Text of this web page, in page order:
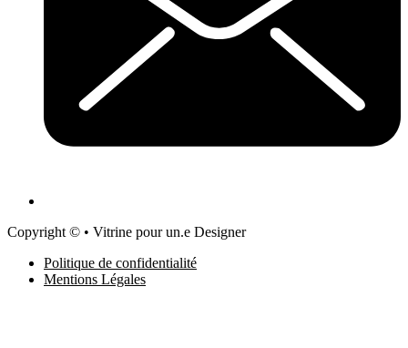
Copyright © • Vitrine pour un.e Designer
Politique de confidentialité
Mentions Légales